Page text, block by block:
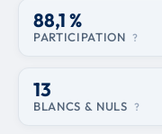
88,1 %
PARTICIPATION ?
13
BLANCS & NULS ?